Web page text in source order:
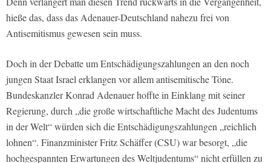
hieße das, dass das Adenauer-Deutschland nahezu frei von
Antisemitismus gewesen sein muss.
Doch in der Debatte um Entschädigungszahlungen an den noch
jungen Staat Israel erklangen vor allem antisemitische Töne.
Bundeskanzler Konrad Adenauer hoffte in Einklang mit seiner
Regierung, durch „die große wirtschaftliche Macht des Judentums
in der Welt“ würden sich die Entschädigungszahlungen „reichlich
lohnen“. Finanzminister Fritz Schäffer (CSU) war besorgt, „die
hochgespannten Erwartungen des Weltjudentums“ nicht erfüllen zu